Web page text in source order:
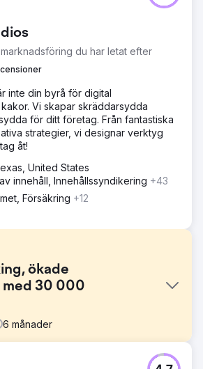
du har letat efter
inte din byrå för digital
Vi skapar skräddarsydda
för ditt företag. Från fantastiska
strategier, vi designar verktyg
åt!
United States
innehåll, Innehållssyndikering +43
Försäkring +12
ökade
30 000
6 månader